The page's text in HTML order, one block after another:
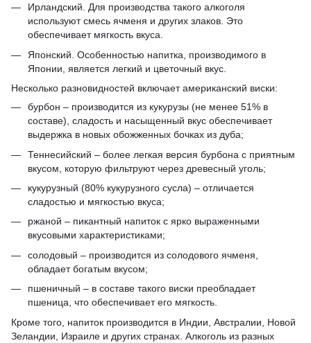
Ирландский. Для производства такого алкоголя
используют смесь ячменя и других злаков. Это
обеспечивает мягкость вкуса.
Японский. Особенностью напитка, производимого в
Японии, является легкий и цветочный вкус.
Несколько разновидностей включает американский виски:
бурбон – производится из кукурузы (не менее 51% в
составе), сладость и насыщенный вкус обеспечивает
выдержка в новых обожженных бочках из дуба;
Теннесийский – более легкая версия бурбона с приятным
вкусом, которую фильтруют через древесный уголь;
кукурузный (80% кукурузного сусла) – отличается
сладостью и мягкостью вкуса;
ржаной – пикантный напиток с ярко выраженными
вкусовыми характеристиками;
солодовый – производится из солодового ячменя,
обладает богатым вкусом;
пшеничный – в составе такого виски преобладает
пшеница, что обеспечивает его мягкость.
Кроме того, напиток производится в Индии, Австралии, Новой
Зеландии, Израиле и других странах. Алкоголь из разных